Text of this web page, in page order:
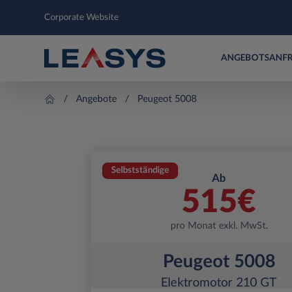
Corporate Website
Angebote Peugeot 5008
Selbstständige
Ab
515€
pro Monat exkl. MwSt.
Peugeot 5008
Elektromotor 210 GT